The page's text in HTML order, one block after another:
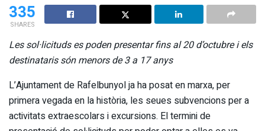
335
SHARES
Les sol·licituds es poden presentar fins al 20 d’octubre i els
destinataris són menors de 3 a 17 anys
L’Ajuntament de Rafelbunyol ja ha posat en marxa, per
primera vegada en la història, les seues subvencions per a
activitats extraescolars i excursions. El termini de